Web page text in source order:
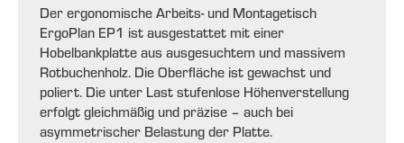
Der ergonomische Arbeits- und Montagetisch
ErgoPlan EP1 ist ausgestattet mit einer
Hobelbankplatte aus ausgesuchtem und massivem
Rotbuchenholz. Die Oberfläche ist gewachst und
poliert. Die unter Last stufenlose Höhenverstellung
erfolgt gleichmäßig und präzise – auch bei
asymmetrischer Belastung der Platte.